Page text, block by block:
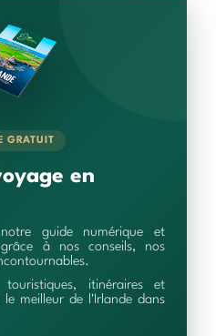
GRATUIT
en
guide numérique et
à nos conseils, nos
itinéraires et
meilleur de l'Irlande dans